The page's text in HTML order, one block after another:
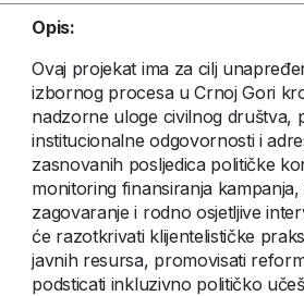
Opis:
Ovaj projekat ima za cilj
izbornog procesa u Crnoj Gori
nadzorne uloge civilnog društva,
institucionalne odgovornosti i
zasnovanih posljedica političke
monitoring finansiranja
zagovaranje i rodno osjetljive
će razotkrivati klijentelističke
javnih resursa, promovisati
podsticati inkluzivno političko